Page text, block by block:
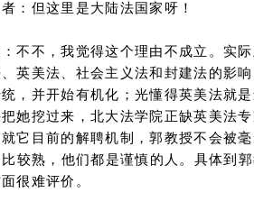
但这里是大陆法国家呀！
不，我觉得这个理由不成立。实际
英美法、社会主义法和封建法的影
，并开始有机化；光懂得英美法就
她挖过来，北大法学院正缺英美法
它目前的解聘机制，郭教授不会被
比较熟，他们都是谨慎的人。具体到
很难评价。